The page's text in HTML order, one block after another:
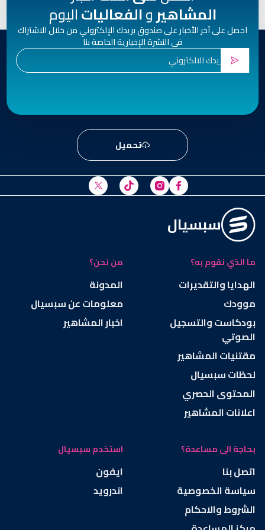
المشاهيروالفعالياتاليوم
احصل على آخر الأخبار على صندوق بريدك الإلكتروني من خلال الاشتراك
في النشرة الإخبارية الخاصة بنا
تحميل
سبسيال
ما الذي نقوم به؟
الهدايا والتقديرات
موودك
بودكاست والتسجيل
الصوتي
مقتنيات المشاهير
لحظات سبسيال
المحتوى الحصري
اعلانات المشاهير
من نحن؟
المدونة
معلومات عن سبسيال
اخبار المشاهير
بحاجة الى مساعدة؟
اتصل بنا
سياسة الخصوصية
الشروط والاحكام
استخدم سبسيال
ايفون
اندرويد